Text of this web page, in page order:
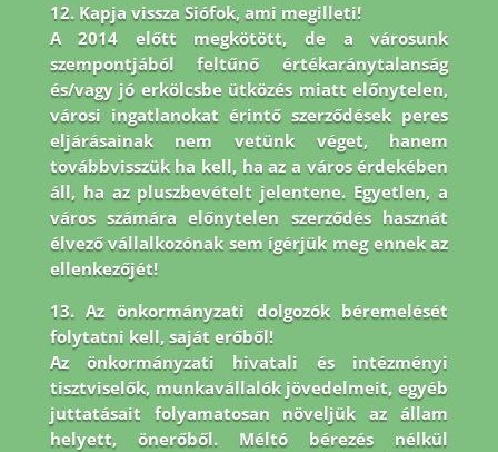
12. Kapja vissza Siófok, ami megilleti!
A 2014 előtt megkötött, de a városunk
szempontjából feltűnő értékaránytalanság
és/vagy jó erkölcsbe ütközés miatt előnytelen,
városi ingatlanokat érintő szerződések peres
eljárásainak nem vetünk véget, hanem
továbbvisszük ha kell, ha az a város érdekében
áll, ha az pluszbevételt jelentene. Egyetlen, a
város számára előnytelen szerződés hasznát
élvező vállalkozónak sem ígérjük meg ennek az
ellenkezőjét!
13. Az önkormányzati dolgozók béremelését
folytatni kell, saját erőből!
Az önkormányzati hivatali és intézményi
tisztviselők, munkavállalók jövedelmeit, egyéb
juttatásait folyamatosan növeljük az állam
helyett, önerőből. Méltó bérezés nélkül